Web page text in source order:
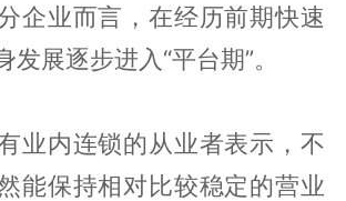
企业而言，在经历前期快速
发展逐步进入“平台期”。
业内连锁的从业者表示，不
能保持相对比较稳定的营业